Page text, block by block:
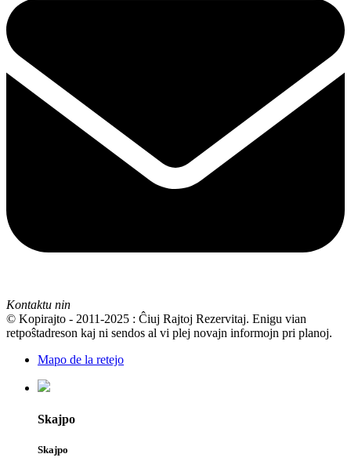
Kontaktu nin
© Kopirajto - 2011-2025 : Ĉiuj Rajtoj Rezervitaj. Enigu vian
retpoŝtadreson kaj ni sendos al vi plej novajn informojn pri planoj.
Mapo de la retejo
Skajpo
Skajpo